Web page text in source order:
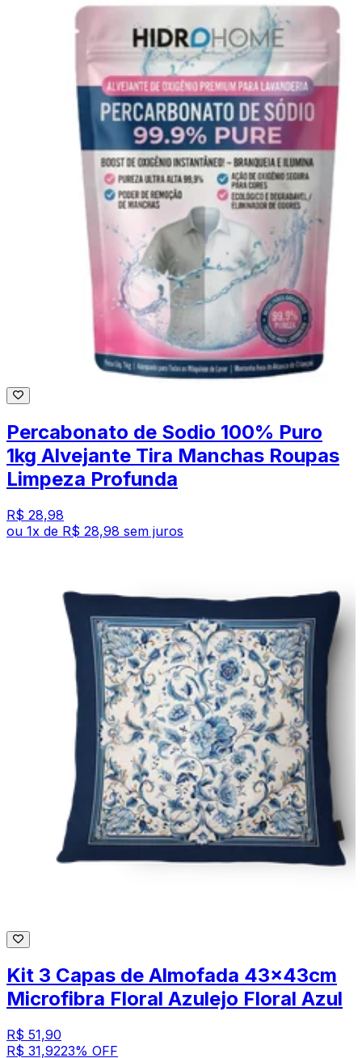
Percabonato de Sodio 100% Puro
1kg Alvejante Tira Manchas Roupas
Limpeza Profunda
R$ 28,98
ou 1x de R$ 28,98 sem juros
Kit 3 Capas de Almofada 43x43cm
Microfibra Floral Azulejo Floral Azul
R$ 51,90
R$ 31,9223% OFF